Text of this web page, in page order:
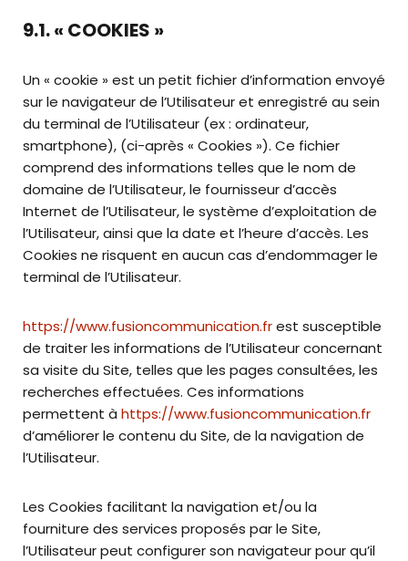
9.1. « COOKIES »
Un « cookie » est un petit fichier d’information envoyé
sur le navigateur de l’Utilisateur et enregistré au sein
du terminal de l’Utilisateur (ex : ordinateur,
smartphone), (ci-après « Cookies »). Ce fichier
comprend des informations telles que le nom de
domaine de l’Utilisateur, le fournisseur d’accès
Internet de l’Utilisateur, le système d’exploitation de
l’Utilisateur, ainsi que la date et l’heure d’accès. Les
Cookies ne risquent en aucun cas d’endommager le
terminal de l’Utilisateur.
https://www.fusioncommunication.frest susceptible
de traiter les informations de l’Utilisateur concernant
sa visite du Site, telles que les pages consultées, les
recherches effectuées. Ces informations
permettent à https://www.fusioncommunication.fr
d’améliorer le contenu du Site, de la navigation de
l’Utilisateur.
Les Cookies facilitant la navigation et/ou la
fourniture des services proposés par le Site,
l’Utilisateur peut configurer son navigateur pour qu’il